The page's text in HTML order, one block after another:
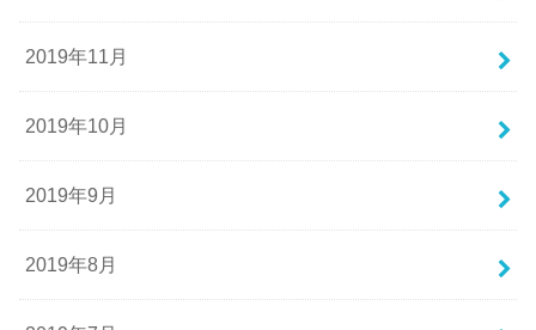
2019年11月
2019年10月
2019年9月
2019年8月